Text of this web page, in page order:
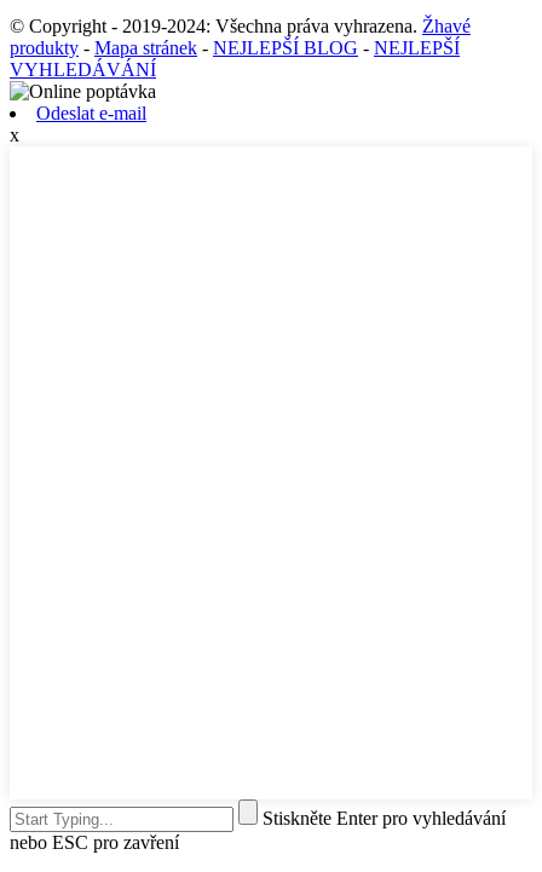
© Copyright - 2019-2024: Všechna práva vyhrazena. Žhavé
produkty - Mapa stránek - NEJLEPŠÍ BLOG - NEJLEPŠÍ
VYHLEDÁVÁNÍ
Odeslat e-mail
x
Stiskněte Enter pro vyhledávání
nebo ESC pro zavření